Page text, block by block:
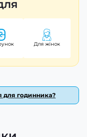
Для жінок
для годинника?